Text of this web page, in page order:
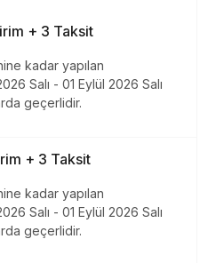
+ 3 Taksit
kadar yapılan
Salı - 01 Eylül 2026 Salı
geçerlidir.
+ 3 Taksit
kadar yapılan
Salı - 01 Eylül 2026 Salı
geçerlidir.